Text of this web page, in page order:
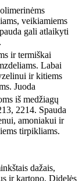
veikiamiems
gali atlaikyti
ir termiškai
Labai
ir kitiems
Juoda
iš medžiagų
2214. Spauda
amoniakui ir
tirpikliams.
dažais,
ir kartono. Didelės